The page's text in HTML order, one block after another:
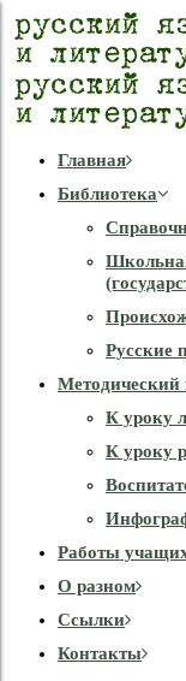
Главная
Библиотека
Русские
Методический
К уроку
К уроку
Работы
О разном
Cсылки
Контакты